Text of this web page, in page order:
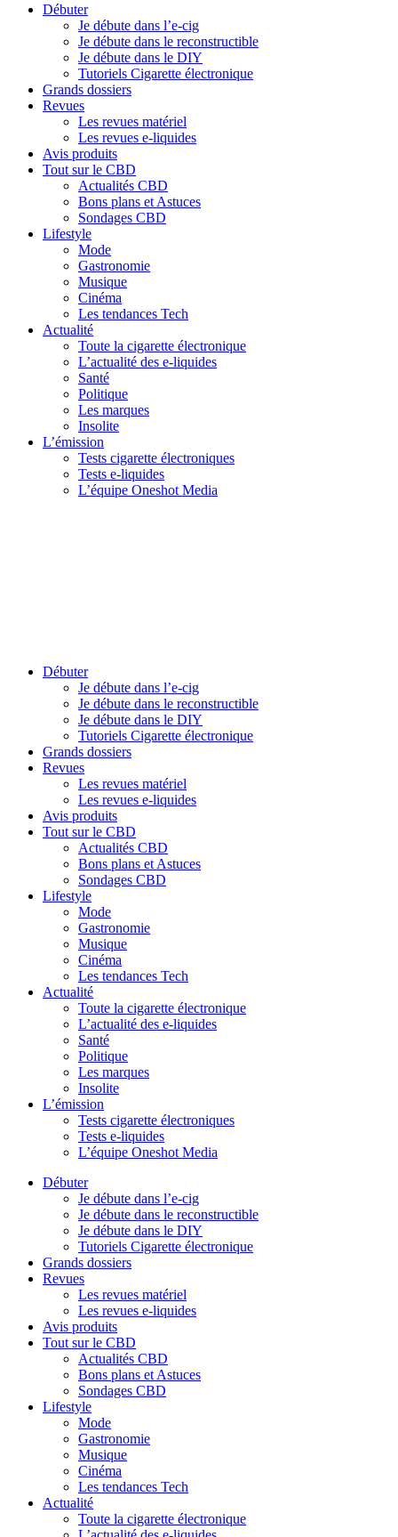
Débuter
Je débute dans l’e-cig
Je débute dans le reconstructible
Je débute dans le DIY
Tutoriels Cigarette électronique
Grands dossiers
Revues
Les revues matériel
Les revues e-liquides
Avis produits
Tout sur le CBD
Actualités CBD
Bons plans et Astuces
Sondages CBD
Lifestyle
Mode
Gastronomie
Musique
Cinéma
Les tendances Tech
Actualité
Toute la cigarette électronique
L’actualité des e-liquides
Santé
Politique
Les marques
Insolite
L’émission
Tests cigarette électroniques
Tests e-liquides
L’équipe Oneshot Media
Débuter
Je débute dans l’e-cig
Je débute dans le reconstructible
Je débute dans le DIY
Tutoriels Cigarette électronique
Grands dossiers
Revues
Les revues matériel
Les revues e-liquides
Avis produits
Tout sur le CBD
Actualités CBD
Bons plans et Astuces
Sondages CBD
Lifestyle
Mode
Gastronomie
Musique
Cinéma
Les tendances Tech
Actualité
Toute la cigarette électronique
L’actualité des e-liquides
Santé
Politique
Les marques
Insolite
L’émission
Tests cigarette électroniques
Tests e-liquides
L’équipe Oneshot Media
Débuter
Je débute dans l’e-cig
Je débute dans le reconstructible
Je débute dans le DIY
Tutoriels Cigarette électronique
Grands dossiers
Revues
Les revues matériel
Les revues e-liquides
Avis produits
Tout sur le CBD
Actualités CBD
Bons plans et Astuces
Sondages CBD
Lifestyle
Mode
Gastronomie
Musique
Cinéma
Les tendances Tech
Actualité
Toute la cigarette électronique